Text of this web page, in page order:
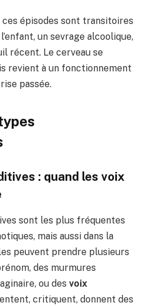
ces épisodes sont transitoires
un sevrage alcoolique,
récent. Le cerveau se
revient à un fonctionnement
passée.
: quand les voix
sont les plus fréquentes
mais aussi dans la
peuvent prendre plusieurs
des murmures
ou des voix
critiquent, donnent des